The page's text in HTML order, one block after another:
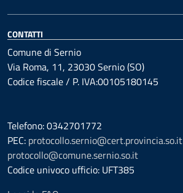
CONTATTI
Comune di Sernio
Via Roma, 11, 23030 Sernio (SO)
Codice fiscale / P. IVA:00105180145
Telefono: 0342701772
PEC: protocollo.sernio@cert.provincia.so.it
protocollo@comune.sernio.so.it
Codice univoco ufficio: UFT385